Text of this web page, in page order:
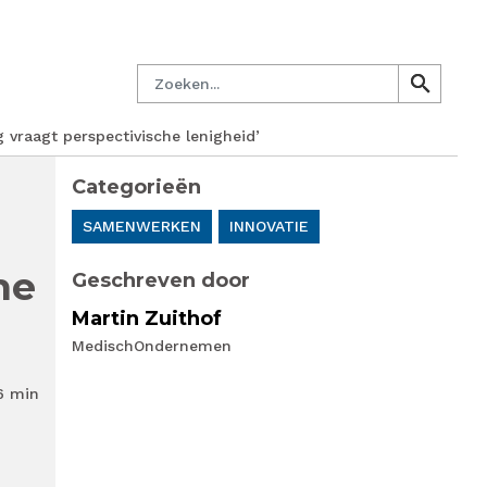
Zoeken
search
search
vraagt perspectivische lenigheid’
min
Categorieën
SAMENWERKEN INNOVATIE
Geschreven door
Martin Zuithof
MedischOndernemen